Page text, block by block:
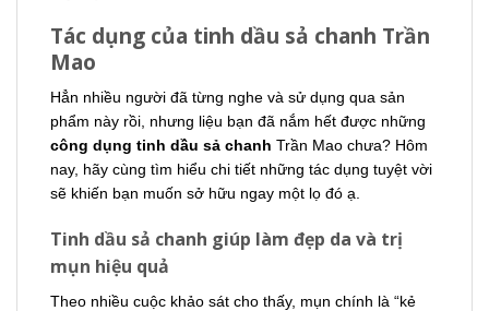
Tác dụng của tinh dầu sả chanh Trần
Mao
Hẳn nhiều người đã từng nghe và sử dụng qua sản
phẩm này rồi, nhưng liệu bạn đã nắm hết được những
công dụng tinh dầu sả chanh Trần Mao chưa? Hôm
nay, hãy cùng tìm hiểu chi tiết những tác dụng tuyệt vời
sẽ khiến bạn muốn sở hữu ngay một lọ đó ạ.
Tinh dầu sả chanh giúp làm đẹp da và trị
mụn hiệu quả
Theo nhiều cuộc khảo sát cho thấy, mụn chính là “kẻ